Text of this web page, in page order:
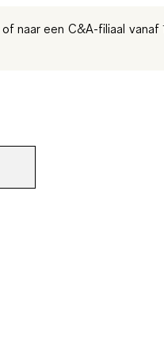
of naar een C&A-filiaal vanaf